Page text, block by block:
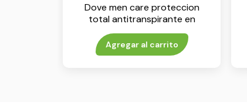
Dove men care proteccion
total antitranspirante en
aerosol x 150 ml
Agregar al carrito